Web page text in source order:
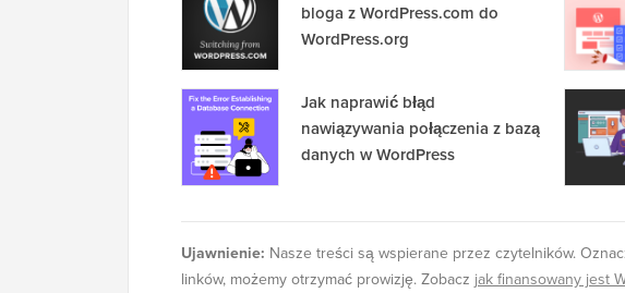
bloga z WordPress.com do
WordPress.org
Jak naprawić błąd
nawiązywania połączenia z bazą
danych w WordPress
Ujawnienie: Nasze treści są wspierane przez czytelników.
linków, możemy otrzymać prowizję. Zobacz jak finansowany jest